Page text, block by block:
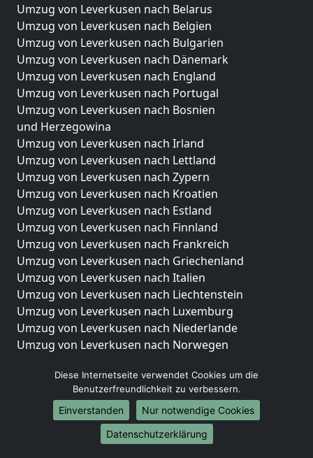
Umzug von Leverkusen nach Belarus
Umzug von Leverkusen nach Belgien
Umzug von Leverkusen nach Bulgarien
Umzug von Leverkusen nach Dänemark
Umzug von Leverkusen nach England
Umzug von Leverkusen nach Portugal
Umzug von Leverkusen nach Bosnien
und Herzegowina
Umzug von Leverkusen nach Irland
Umzug von Leverkusen nach Lettland
Umzug von Leverkusen nach Zypern
Umzug von Leverkusen nach Kroatien
Umzug von Leverkusen nach Estland
Umzug von Leverkusen nach Finnland
Umzug von Leverkusen nach Frankreich
Umzug von Leverkusen nach Griechenland
Umzug von Leverkusen nach Italien
Umzug von Leverkusen nach Liechtenstein
Umzug von Leverkusen nach Luxemburg
Umzug von Leverkusen nach Niederlande
Umzug von Leverkusen nach Norwegen
Umzüge-Deutschlandweit
Umzug von Leverkusen nach Berlin
Umzug von Leverkusen nach Hamburg
Umzug von Leverkusen nach München
Umzug von Leverkusen nach Köln
Diese Internetseite verwendet Cookies um die
Benutzerfreundlichkeit zu verbessern.
Einverstanden
Nur notwendige Cookies
Datenschutzerklärung